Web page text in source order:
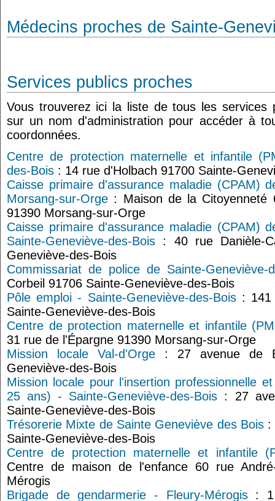
Médecins proches de Sainte-
Services publics proches
Vous trouverez ici la liste de tous les services
sur un nom d'administration pour accéder à
coordonnées.
Centre de protection maternelle et infantile
des-Bois : 14 rue d'Holbach 91700 Sainte-
Caisse primaire d'assurance maladie (CPAM)
Morsang-sur-Orge : Maison de la Citoyenneté
91390 Morsang-sur-Orge
Caisse primaire d'assurance maladie (CPAM)
Sainte-Geneviève-des-Bois : 40 rue Danièle-
Geneviève-des-Bois
Commissariat de police de Sainte-Geneviève-
Corbeil 91706 Sainte-Geneviève-des-Bois
Pôle emploi - Sainte-Geneviève-des-Bois: 141
Sainte-Geneviève-des-Bois
Centre de protection maternelle et infantile
31 rue de l'Épargne 91390 Morsang-sur-Orge
Mission locale Val-d'Orge : 27 avenue de
Geneviève-des-Bois
Mission locale pour l'insertion professionnelle
25 ans) - Sainte-Geneviève-des-Bois : 27
Sainte-Geneviève-des-Bois
Trésorerie Mixte de Sainte Geneviève des Bois :
Sainte-Geneviève-des-Bois
Centre de protection maternelle et infantile
Centre de maison de l'enfance 60 rue
Mérogis
Brigade de gendarmerie - Fleury-Mérogis: 1